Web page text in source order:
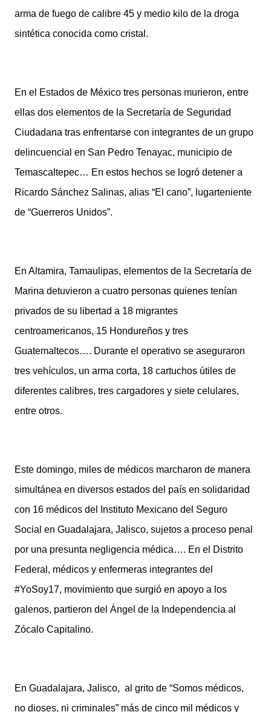
arma de fuego de calibre 45 y medio kilo de la droga
sintética conocida como cristal.
En el Estados de México tres personas murieron, entre
ellas dos elementos de la Secretaría de Seguridad
Ciudadana tras enfrentarse con integrantes de un grupo
delincuencial en San Pedro Tenayac, municipio de
Temascaltepec… En estos hechos se logró detener a
Ricardo Sánchez Salinas, alias “El cano”, lugarteniente
de “Guerreros Unidos”.
En Altamira, Tamaulipas, elementos de la Secretaría de
Marina detuvieron a cuatro personas quienes tenían
privados de su libertad a 18 migrantes
centroamericanos, 15 Hondureños y tres
Guatemaltecos…. Durante el operativo se aseguraron
tres vehículos, un arma corta, 18 cartuchos útiles de
diferentes calibres, tres cargadores y siete celulares,
entre otros.
Este domingo, miles de médicos marcharon de manera
simultánea en diversos estados del país en solidaridad
con 16 médicos del Instituto Mexicano del Seguro
Social en Guadalajara, Jalisco, sujetos a proceso penal
por una presunta negligencia médica…. En el Distrito
Federal, médicos y enfermeras integrantes del
#YoSoy17, movimiento que surgió en apoyo a los
galenos, partieron del Ángel de la Independencia al
Zócalo Capitalino.
En Guadalajara, Jalisco, al grito de “Somos médicos,
no dioses, ni criminales” más de cinco mil médicos y